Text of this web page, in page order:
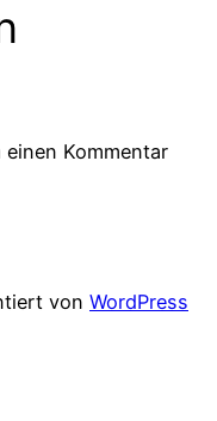
Kommentar
von WordPress